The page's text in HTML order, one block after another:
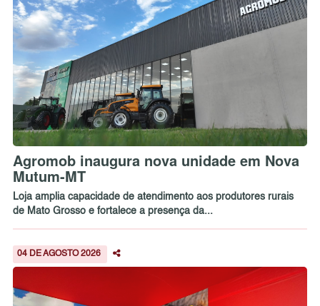
Agromob inaugura nova unidade em Nova
Mutum-MT
Loja amplia capacidade de atendimento aos produtores rurais
de Mato Grosso e fortalece a presença da...
04 DE AGOSTO 2026